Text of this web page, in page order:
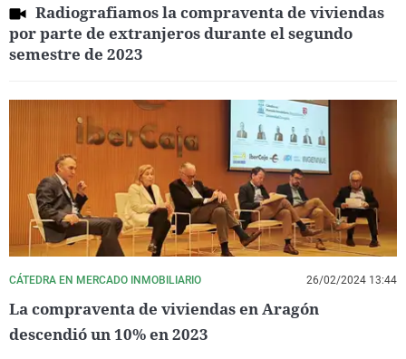
Radiografiamos la compraventa de viviendas
por parte de extranjeros durante el segundo
semestre de 2023
CÁTEDRA EN MERCADO INMOBILIARIO 26/02/2024 13:44
La compraventa de viviendas en Aragón
descendió un 10% en 2023